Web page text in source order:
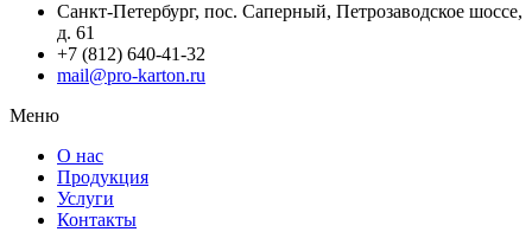
Санкт-Петербург, пос. Саперный, Петрозаводское шоссе,
д. 61
+7 (812) 640-41-32
mail@pro-karton.ru
Меню
О нас
Продукция
Услуги
Контакты